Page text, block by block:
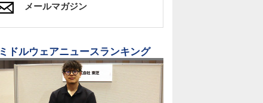
メールマガジン
ミドルウェアニュースランキング